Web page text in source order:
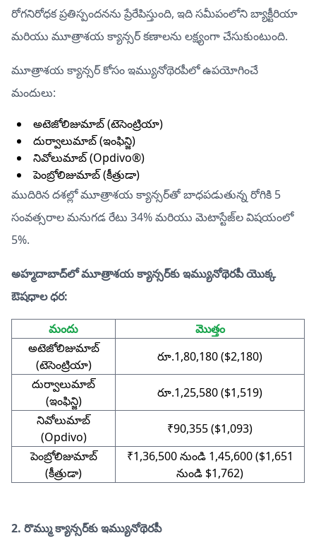
రోగనిరోధక ప్రతిస్పందనను ప్రేరేపిస్తుంది, ఇది సమీపంలోని బ్యాక్టీరియా
మరియు మూత్రాశయ క్యాన్సర్ కణాలను లక్ష్యంగా చేసుకుంటుంది.
మూత్రాశయ క్యాన్సర్ కోసం ఇమ్యునోథెరపీలో ఉపయోగించే
మందులు:
అటెజోలిజుమాబ్ (టెసెంట్రియా)
దుర్వాలుమాబ్ (ఇంఫిన్జి)
నివోలుమాబ్ (Opdivo®)
పెంబ్రోలిజుమాబ్ (కీత్రుడా)
ముదిరిన దశల్లో మూత్రాశయ క్యాన్సర్‌తో బాధపడుతున్న రోగికి 5
సంవత్సరాల మనుగడ రేటు 34% మరియు మెటాస్టేజ్‌ల విషయంలో
5%.
అహ్మదాబాద్‌లో మూత్రాశయ క్యాన్సర్‌కు ఇమ్యునోథెరపీ యొక్క
ఔషధాల ధర:
మందు
మొత్తం
అటెజోలిజుమాబ్
(టెసెంట్రియా)
రూ.1,80,180 ($2,180)
దుర్వాలుమాబ్
(ఇంఫిన్జి)
రూ.1,25,580 ($1,519)
నివోలుమాబ్
(Opdivo)
₹90,355 ($1,093)
పెంబ్రోలిజుమాబ్
(కీత్రుడా)
₹1,36,500 నుండి 1,45,600 ($1,651
నుండి $1,762)
2. రొమ్ము క్యాన్సర్‌కు ఇమ్యునోథెరపీ